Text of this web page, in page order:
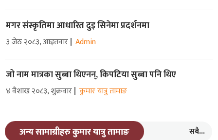
मगर संस्कृतिमा आधारित दुइ सिनेमा प्रदर्शनमा
३ जेठ २०८३, आइतवार Admin
जो नाम मात्रका सुब्बा थिएनन्, किपटिया सुब्बा पनि थिए
४ वैशाख २०८३, शुक्रवार कुमार यात्रु तामाङ
अन्य सामाग्रीहरु कुमार यात्रु तामाङ सबै...